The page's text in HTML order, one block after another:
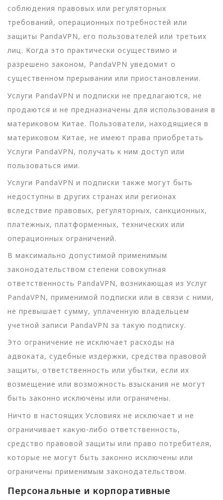
соблюдения правовых или регуляторных
требований, операционных потребностей или
защиты PandaVPN, его пользователей или третьих
лиц. Когда это практически осуществимо и
разрешено законом, PandaVPN уведомит о
существенном прерывании или приостановлении.
Услуги PandaVPN и подписки не предлагаются, не
продаются и не предназначены для использования в
материковом Китае. Пользователи, находящиеся в
материковом Китае, не имеют права приобретать
Услуги PandaVPN, получать к ним доступ или
пользоваться ими.
Услуги PandaVPN и подписки также могут быть
недоступны в других странах или регионах
вследствие правовых, регуляторных, санкционных,
платежных, платформенных, технических или
операционных ограничений.
В максимально допустимой применимым
законодательством степени совокупная
ответственность PandaVPN, возникающая из Услуг
PandaVPN, применимой подписки или в связи с ними,
не превышает сумму, уплаченную владельцем
учетной записи PandaVPN за такую подписку.
Это ограничение не исключает расходы на
адвоката, судебные издержки, средства правовой
защиты, ответственность или убытки, если их
возмещение или возможность взыскания не могут
быть законно исключены или ограничены.
Ничто в настоящих Условиях не исключает и не
ограничивает какую-либо ответственность,
средство правовой защиты или право потребителя,
которые не могут быть законно исключены или
ограничены применимым законодательством.
Персональные и корпоративные